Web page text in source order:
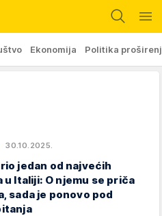
Ekonomija Politika
30.10.2025.
jedan od najvećih
u Italiji: O njemu se priča
sada je ponovo pod